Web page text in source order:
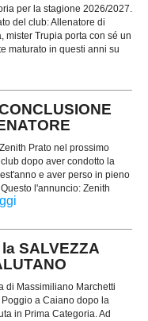
per la stagione 2026/2027.
del club: Allenatore di
mister Trupia porta con sé un
maturato in questi anni su
Prato nel prossimo
dopo aver condotto la
e aver perso in pieno
l'annuncio: Zenith
SALVEZZA
di Massimiliano Marchetti
a Caiano dopo la
in Prima Categoria. Ad